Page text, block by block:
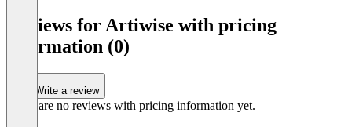
Reviews for Artiwise with pricing
information (0)
Write a review
There are no reviews with pricing information yet.